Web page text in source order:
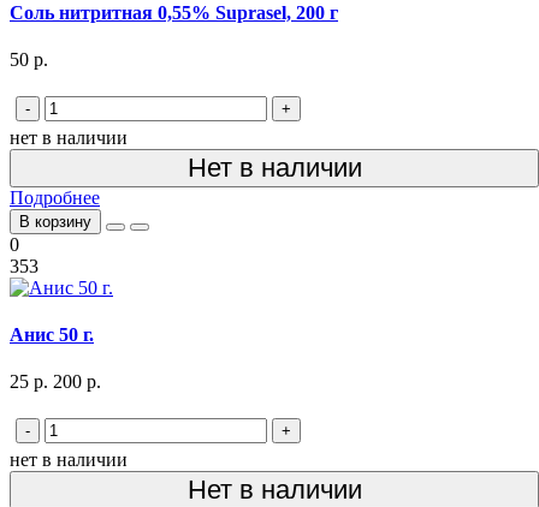
Соль нитритная 0,55% Suprasel, 200 г
50 р.
- +
нет в наличии
Нет в наличии
Подробнее
В корзину
0
353
Анис 50 г.
25 р. 200 р.
- +
нет в наличии
Нет в наличии